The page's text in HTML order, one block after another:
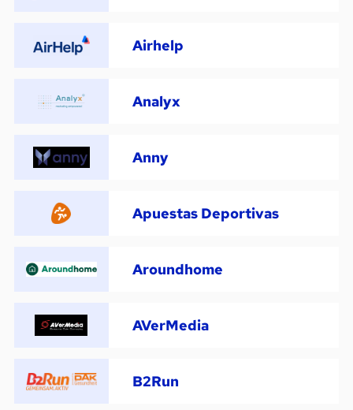
Airhelp
Analyx
Anny
Apuestas Deportivas
Aroundhome
AVerMedia
B2Run